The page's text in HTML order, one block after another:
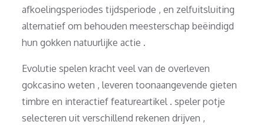
afkoelingsperiodes tijdsperiode , en zelfuitsluiting
alternatief om behouden meesterschap beëindigd
hun gokken natuurlijke actie .
Evolutie spelen kracht veel van de overleven
gokcasino weten , leveren toonaangevende gieten
timbre en interactief featureartikel . speler potje
selecteren uit verschillend rekenen drijven ,